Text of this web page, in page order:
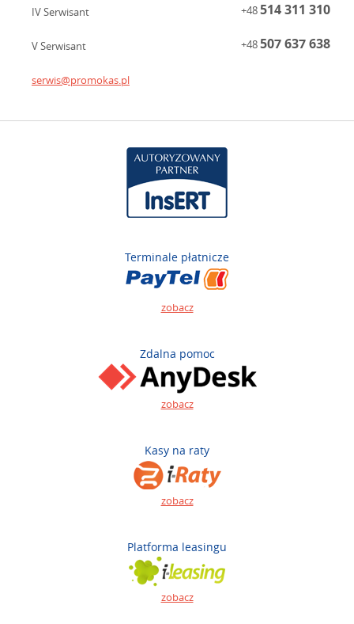
IV Serwisant +48514 311 310
V Serwisant +48507 637 638
serwis@promokas.pl
Terminale płatnicze
zobacz
Zdalna pomoc
zobacz
Kasy na raty
zobacz
Platforma leasingu
zobacz